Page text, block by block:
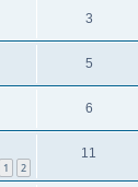
3
5
6
1 2
11